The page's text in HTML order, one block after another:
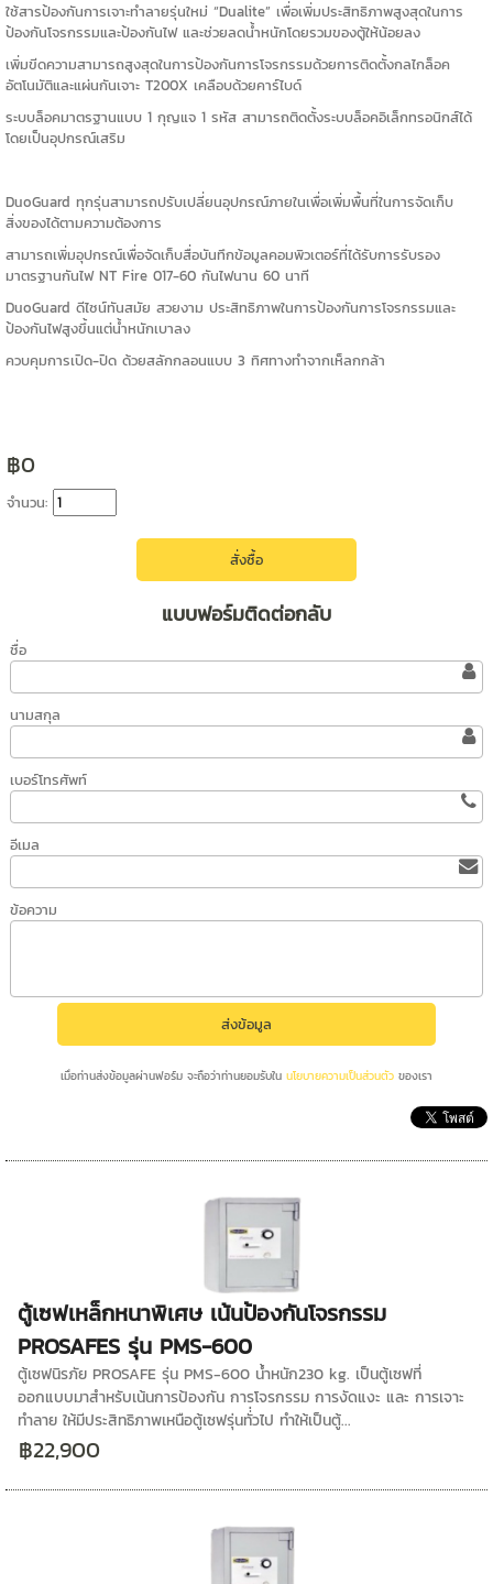
ใช้สารป้องกันการเจาะทำลายรุ่นใหม่ “Dualite” เพื่อเพิ่มประสิทธิภาพสูงสุดในการ
ป้องกันโจรกรรมและป้องกันไฟ และช่วยลดน้ำหนักโดยรวมของตู้ให้น้อยลง
เพิ่มขีดความสามารถสูงสุดในการป้องกันการโจรกรรมด้วยการติดตั้งกลไกล็อค
อัตโนมัติและแผ่นกันเจาะ T200X เคลือบด้วยคาร์ไบด์
ระบบล็อคมาตรฐานแบบ 1 กุญแจ 1 รหัส สามารถติดตั้งระบบล็อคอิเล็กทรอนิกส์ได้
โดยเป็นอุปกรณ์เสริม
DuoGuard ทุกรุ่นสามารถปรับเปลี่ยนอุปกรณ์ภายในเพื่อเพิ่มพื้นที่ในการจัดเก็บ
สิ่งของได้ตามความต้องการ
สามารถเพิ่มอุปกรณ์เพื่อจัดเก็บสื่อบันทึกข้อมูลคอมพิวเตอร์ที่ได้รับการรับรอง
มาตรฐานกันไฟ NT Fire 017-60 กันไฟนาน 60 นาที
DuoGuard ดีไซน์ทันสมัย สวยงาม ประสิทธิภาพในการป้องกันการโจรกรรมและ
ป้องกันไฟสูงขึ้นแต่น้ำหนักเบาลง
ควบคุมการเปิด-ปิด ด้วยสลักกลอนแบบ 3 ทิศทางทำจากเห็ลกกล้า
฿0
จำนวน:
แบบฟอร์มติดต่อกลับ
ชื่อ
นามสกุล
เบอร์โทรศัพท์
อีเมล
ข้อความ
เมื่อท่านส่งข้อมูลผ่านฟอร์ม จะถือว่าท่านยอมรับในนโยบายความเป็นส่วนตัว ของเรา
ตู้เซฟเหล็กหนาพิเศษ เน้นป้องกันโจรกรรม
PROSAFES รุ่น PMS-600
ตู้เซฟนิรภัย PROSAFE รุ่น PMS-600 น้ำหนัก230 kg. เป็นตู้เซฟที่
ออกแบบมาสำหรับเน้นการป้องกัน การโจรกรรม การงัดแงะ และ การเจาะ
ทำลาย ให้มีประสิทธิภาพเหนือตู้เซฟรุ่นทั่่วไป ทำให้เป็นตู้...
฿22,900